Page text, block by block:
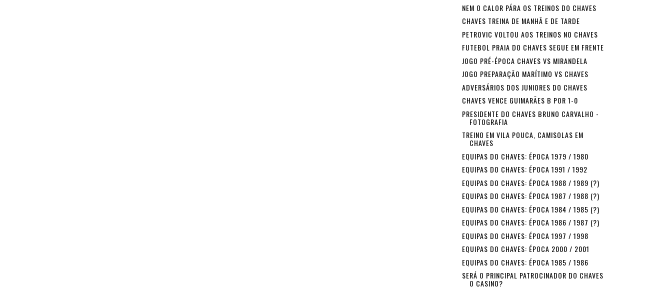
NEM O CALOR PÁRA OS TREINOS DO CHAVES
CHAVES TREINA DE MANHÃ E DE TARDE
PETROVIC VOLTOU AOS TREINOS NO CHAVES
FUTEBOL PRAIA DO CHAVES SEGUE EM FRENTE
JOGO PRÉ-ÉPOCA CHAVES VS MIRANDELA
JOGO PREPARAÇÃO MARÍTIMO VS CHAVES
ADVERSÁRIOS DOS JUNIORES DO CHAVES
CHAVES VENCE GUIMARÃES B POR 1-0
PRESIDENTE DO CHAVES BRUNO CARVALHO -
FOTOGRAFIA
TREINO EM VILA POUCA, CAMISOLAS EM
CHAVES
EQUIPAS DO CHAVES: ÉPOCA 1979 / 1980
EQUIPAS DO CHAVES: ÉPOCA 1991 / 1992
EQUIPAS DO CHAVES: ÉPOCA 1988 / 1989 (?)
EQUIPAS DO CHAVES: ÉPOCA 1987 / 1988 (?)
EQUIPAS DO CHAVES: ÉPOCA 1984 / 1985 (?)
EQUIPAS DO CHAVES: ÉPOCA 1986 / 1987 (?)
EQUIPAS DO CHAVES: ÉPOCA 1997 / 1998
EQUIPAS DO CHAVES: ÉPOCA 2000 / 2001
EQUIPAS DO CHAVES: ÉPOCA 1985 / 1986
SERÁ O PRINCIPAL PATROCINADOR DO CHAVES
O CASINO?